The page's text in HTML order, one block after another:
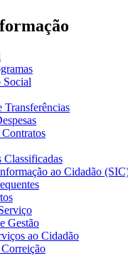
Social
Transferências
Classificadas
ao Cidadão
Gestão
ao Cidadão